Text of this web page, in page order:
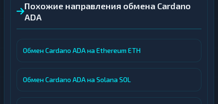
Похожие направления обмена Cardano
ADA
Обмен Cardano ADA на Ethereum ETH
Обмен Cardano ADA на Solana SOL